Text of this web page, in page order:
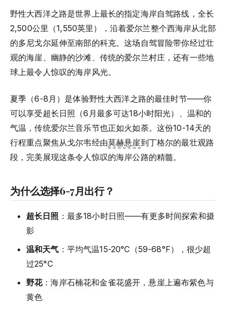
野性大西洋之路是世界上最长的指定海岸自驾路线，全长
2,500公里（1,550英里），沿着爱尔兰整个西海岸从北部
的多尼戈尔延伸至南部的科克。这场自驾冒险带你经过壮
观的海崖、幽静的沙滩、传统的爱尔兰村庄，还有一些地
球上最令人惊叹的海岸风光。
夏季（6-8月）是体验野性大西洋之路的最佳时节——你
可以享受超长日照（6月最多可达18小时阳光）、温和的
气温，传统爱尔兰音乐节也正如火如荼。这份10-14天的
行程重点聚焦从戈尔韦经由莫赫悬崖到丁格尔的最壮观路
段，完美展现这条令人惊叹的海岸公路的精髓。
为什么选择6-7月出行？
超长日照 ：最多18小时日照——有更多时间探索和摄
影
温和天气 ：平均气温15-20°C（59-68°F），很少超
过25°C
野花：海岸石楠花和金雀花盛开，悬崖上遍布紫色与
黄色